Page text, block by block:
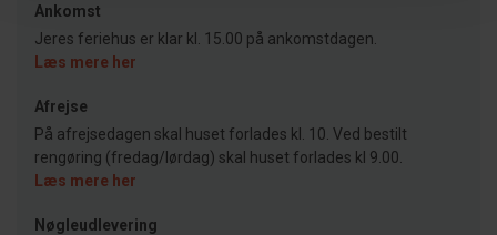
Ankomst
Jeres feriehus er klar kl. 15.00 på ankomstdagen.
Læs mere her
Afrejse
På afrejsedagen skal huset forlades kl. 10. Ved bestilt
rengøring (fredag/lørdag) skal huset forlades kl 9.00.
Læs mere her
Nøgleudlevering